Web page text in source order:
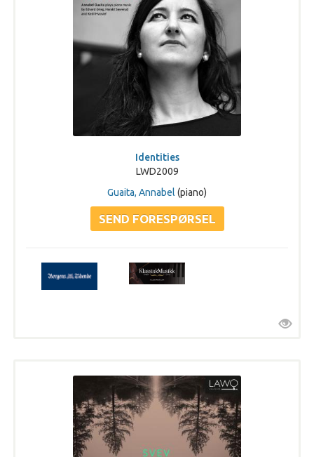
Identities
LWD2009
Guaita, Annabel (piano)